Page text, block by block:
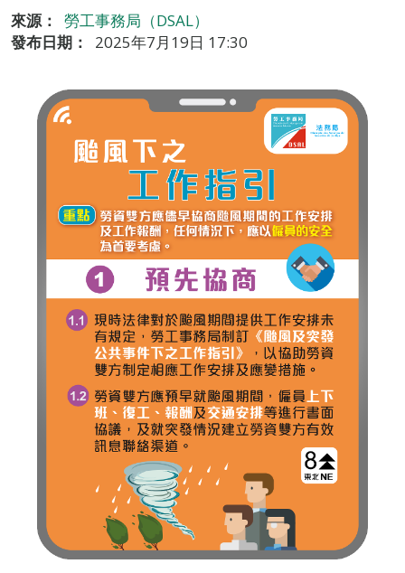
來源：
勞工事務局（DSAL）
發布日期：
2025年7月19日 17:30